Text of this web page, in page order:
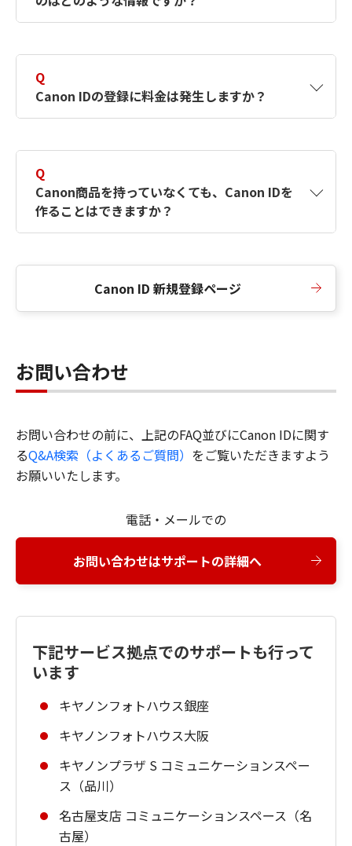
ださい。
択したサービスから取得します。アカウントを
簡単に作成できるように、この情報を使用して
Canon IDの登録フォームを入力します。
Q
Canon IDの登録に料金は発生しますか？
Q
Canon商品を持っていなくても、Canon IDを
作ることはできますか？
Canon ID 新規登録ページ
お問い合わせ
お問い合わせの前に、上記のFAQ並びにCanon IDに関す
るQ&A検索（よくあるご質問） をご覧いただきますよう
お願いいたします。
電話・メールでの
お問い合わせはサポートの詳細へ
下記サービス拠点でのサポートも行って
います
キヤノンフォトハウス銀座
キヤノンフォトハウス大阪
キヤノンプラザ S コミュニケーションスペー
ス（品川）
名古屋支店 コミュニケーションスペース（名
古屋）